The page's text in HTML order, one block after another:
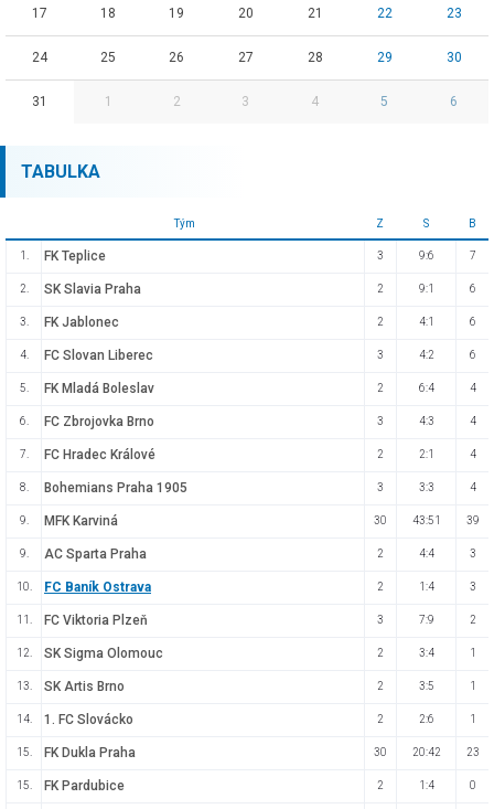
17 18 19 20 21 22 23
24 25 26 27 28 29 30
31 1 2 3 4 5 6
TABULKA
Tým Z S B
1. FK Teplice 3 9:6 7
2. SK Slavia Praha 2 9:1 6
3. FK Jablonec 2 4:1 6
4. FC Slovan Liberec 3 4:2 6
5. FK Mladá Boleslav 2 6:4 4
6. FC Zbrojovka Brno 3 4:3 4
7. FC Hradec Králové 2 2:1 4
8. Bohemians Praha 1905 3 3:3 4
9. MFK Karviná 30 43:51 39
9. AC Sparta Praha 2 4:4 3
10. FC Baník Ostrava 2 1:4 3
11. FC Viktoria Plzeň 3 7:9 2
12. SK Sigma Olomouc 2 3:4 1
13. SK Artis Brno 2 3:5 1
14. 1. FC Slovácko 2 2:6 1
15. FK Dukla Praha 30 20:42 23
15. FK Pardubice 2 1:4 0